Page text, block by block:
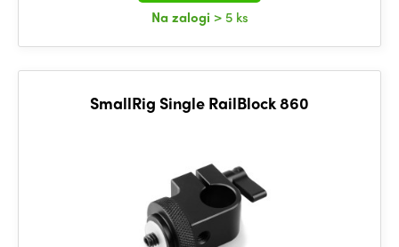
Na zalogi > 5 ks
SmallRig Single RailBlock 860